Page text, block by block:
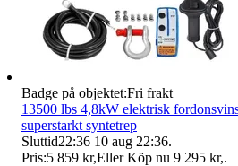
Badge på objektet:Fri frakt
13500 lbs 4,8kW elektrisk
superstarkt syntetrep
Sluttid22:36 10 aug 22:36.
Pris:5 859 kr,Eller Köp nu 9 295 kr,.